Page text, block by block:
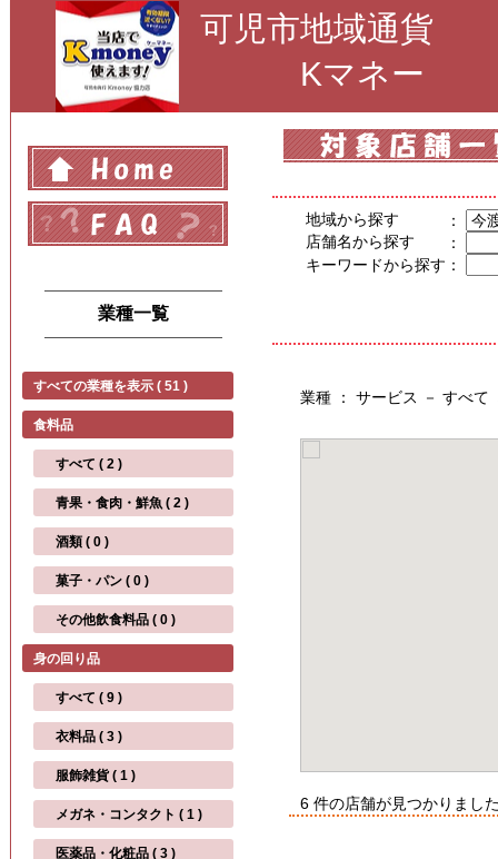
可児市地域通貨
Kマネー
業種一覧
すべての業種を表示 ( 51 )
食料品
すべて ( 2 )
青果・食肉・鮮魚 ( 2 )
酒類 ( 0 )
菓子・パン ( 0 )
その他飲食料品 ( 0 )
身の回り品
すべて ( 9 )
衣料品 ( 3 )
服飾雑貨 ( 1 )
メガネ・コンタクト ( 1 )
医薬品・化粧品 ( 3 )
地域から探す
：
店舗名から探す
：
キーワードから探す ：
業種 ： サービス － すべ
6 件の店舗が見つかりまし